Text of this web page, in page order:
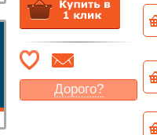
Дорого?